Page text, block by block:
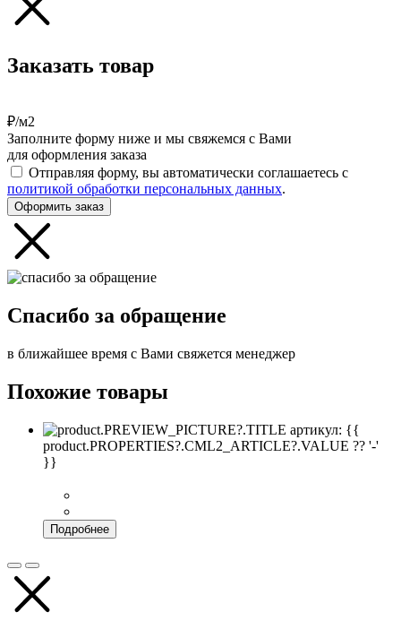
Заказать товар
₽/м2
Заполните форму ниже и мы свяжемся с Вами
для оформления заказа
Отправляя форму, вы автоматически соглашаетесь с
политикой обработки персональных данных.
Оформить заказ
Спасибо за обращение
в ближайшее время с Вами свяжется менеджер
Похожие товары
артикул: {{
product.PROPERTIES?.CML2_ARTICLE?.VALUE ?? '-'
}}
Подробнее